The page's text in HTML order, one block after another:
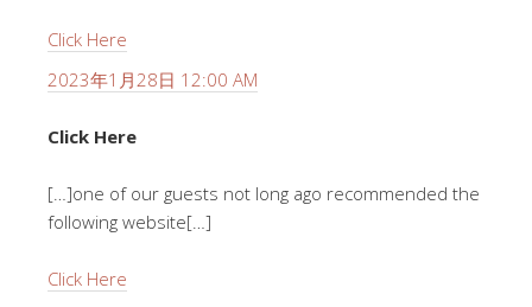
Click Here
2023年1月28日 12:00 AM
Click Here
[…]one of our guests not long ago recommended the
following website[…]
Click Here